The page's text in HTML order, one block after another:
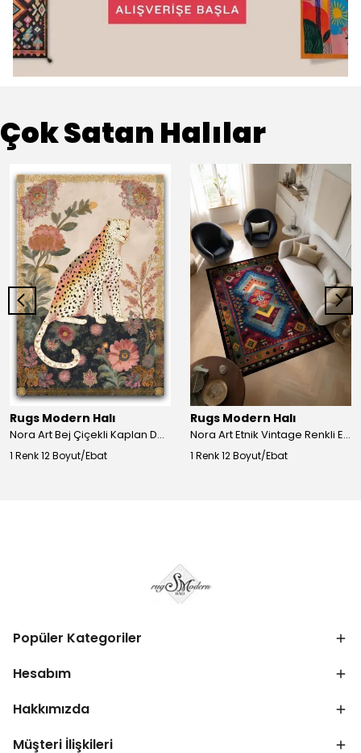
Çok Satan Halılar
Rugs Modern Halı
Nora Art Bej Çiçekli Kaplan Desenli Dokuma Taban Dekoratif Salon Halısı 61
1 Renk 12 Boyut/Ebat
Rugs Modern Halı
Nora Art Etnik Vintage Renkli Eskitme Dokuma Taban Dekoratif Salon Halısı 63
1 Renk 12 Boyut/Ebat
Popüler Kategoriler
Hesabım
Hakkımızda
Müşteri İlişkileri